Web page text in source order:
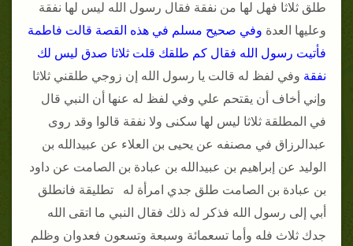
طلق ثلاثا فهل لها من نفقة فقال رسول الله ليس لها نفقة
وعليها العدة وفي صحيح مسلم في هذه القصة قالت فاطمة
فأتيت رسول الله فقال كم طلقك قلت ثلاثا صدق ليس لك
نفقة وفي لفظ له قالت يا رسول الله إن زوجي طلقني ثلاثا
وإني أخاف أن يقتحم علي وفي لفظ له عنها أن النبي قال
في المطلقة ثلاثا ليس لها سكنى ولا نفقة قالوا وقد روى
عبدالرزاق في مصنفه عن يحيى بن العلاء عن عبيدالله بن
الوليد عن إبراهيم بن عبيدالله بن عبادة بن الصامت عن داود
بن عبادة بن الصامت طلق جدي امرأة له تطليقة فانطلق
أبي إلى رسول الله فذكر له ذلك فقال النبي ما اتقى الله
جدك ثلاث فله وأما تسعمائة وسبعة وتسعون فعدوان وظلم